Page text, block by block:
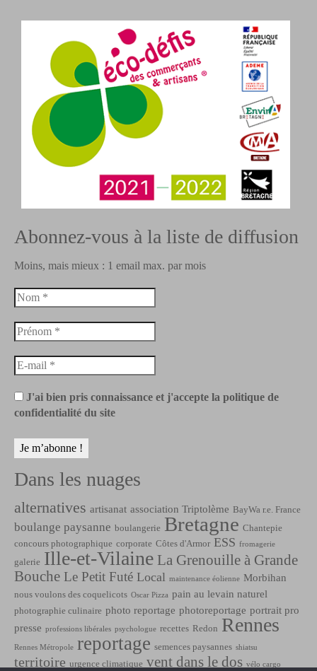
Abonnez-vous à la liste de diffusion
Moins, mais mieux : 1 email max. par mois
J'ai bien pris connaissance et j'accepte la politique de
confidentialité du site
Dans les nuages
alternatives artisanat association Triptolème BayWa r.e. France
boulange paysanne boulangerie Bretagne Chantepie
concours photographique corporate Côtes d'Armor ESS fromagerie
galerie Ille-et-Vilaine La Grenouille à Grande
Bouche Le Petit Futé Local maintenance éolienne Morbihan
nous voulons des coquelicots Oscar Pizza pain au levain naturel
photographie culinaire photo reportage photoreportage portrait pro
presse professions libérales psychologue recettes Redon Rennes
Rennes Métropole reportage semences paysannes shiatsu
territoire urgence climatique vent dans le dos vélo cargo